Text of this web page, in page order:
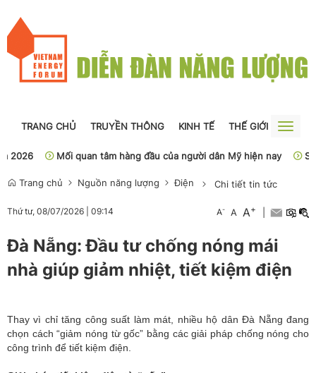
TRANG CHỦ TRUYỀN THÔNG KINH TẾ THẾ GIỚI
Toggle
Mối quan tâm hàng đầu của người dân Mỹ hiện nay Sở Y tế
Trang chủ Nguồn năng lượng Điện Chi tiết tin tức
Thứ tư, 08/07/2026 09:14 A- A A+
Đà Nẵng: Đầu tư chống nóng mái
nhà giúp giảm nhiệt, tiết kiệm điện
Thay vì chỉ tăng công suất làm mát, nhiều hộ dân Đà Nẵng đang
chọn cách “giảm nóng từ gốc” bằng các giải pháp chống nóng cho
công trình để tiết kiệm điện.